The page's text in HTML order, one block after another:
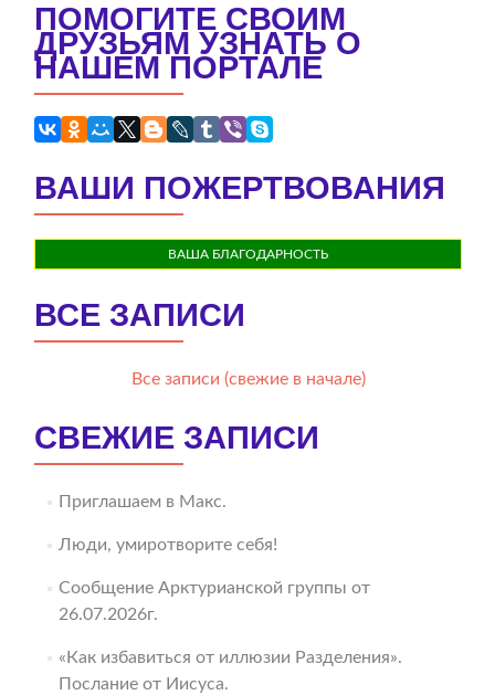
ПОМОГИТЕ СВОИМ
ДРУЗЬЯМ УЗНАТЬ О
НАШЕМ ПОРТАЛЕ
ВАШИ ПОЖЕРТВОВАНИЯ
ВАША БЛАГОДАРНОСТЬ
ВСЕ ЗАПИСИ
Все записи (свежие в начале)
СВЕЖИЕ ЗАПИСИ
Приглашаем в Макс.
Люди, умиротворите себя!
Сообщение Арктурианской группы от
26.07.2026г.
«Как избавиться от иллюзии Разделения».
Послание от Иисуса.